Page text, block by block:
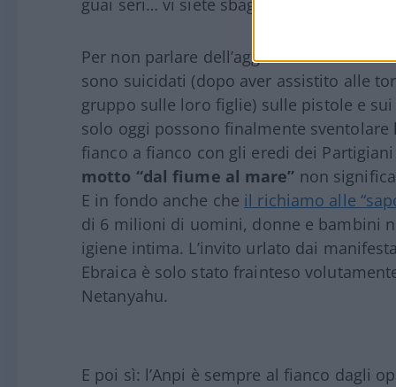
guai seri… vi siete sbagliati non era la
Per non parlare dell’aggressione
sono suicidati (dopo aver assistito alle
gruppo sulle loro figlie) sulle pistole e
solo oggi possono finalmente
fianco a fianco con gli eredi dei
motto “dal fiume al mare” non significa
E in fondo anche che il richiamo alle
di 6 milioni di uomini, donne e bambini
igiene intima. L’invito urlato dai
Ebraica è solo stato frainteso
Netanyahu.
E poi sì: l’Anpi è sempre al fianco dagli